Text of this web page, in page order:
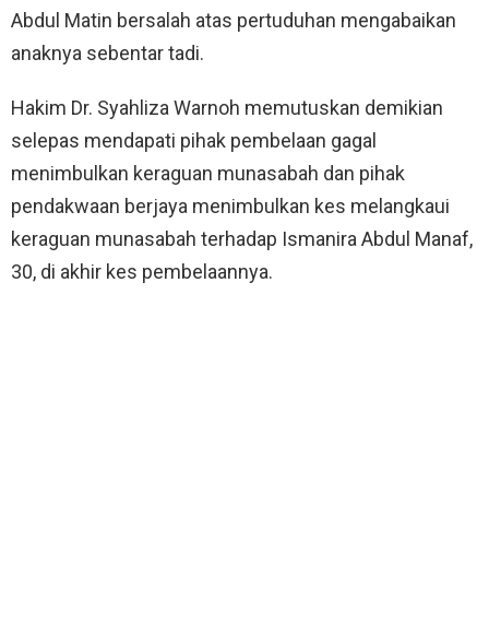
Abdul Matin bersalah atas pertuduhan mengabaikan
anaknya sebentar tadi.
Hakim Dr. Syahliza Warnoh memutuskan demikian
selepas mendapati pihak pembelaan gagal
menimbulkan keraguan munasabah dan pihak
pendakwaan berjaya menimbulkan kes melangkaui
keraguan munasabah terhadap Ismanira Abdul Manaf,
30, di akhir kes pembelaannya.